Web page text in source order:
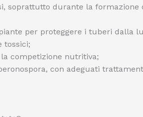
soprattutto durante la formazione
per proteggere i tuberi dalla
tossici;
competizione nutritiva;
con adeguati